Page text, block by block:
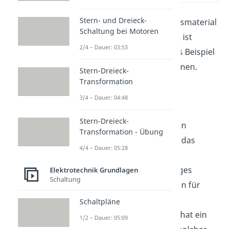
Das meistverwendete Basismaterial
für Halbleiterbauelemente ist
Silizium. Dieses soll hier als Beispiel
für p- und n-Dotierung dienen.
p-Halbleiter
Bei der p-Dotierung werden
dreiwertige Akzeptoren in das
eingebracht. Ein dreiwertiges
Element hat drei Elektronen für
kovalente Bindungen zur
Verfügung. Entsprechend hat ein
Stern- und Dreieck-
Schaltung bei Motoren
2/4 – Dauer: 03:53
Stern-Dreieck-
Transformation
3/4 – Dauer: 04:48
Stern-Dreieck-
Transformation - Übung
4/4 – Dauer: 05:28
Elektrotechnik Grundlagen
Schaltung
Schaltpläne
1/2 – Dauer: 05:09